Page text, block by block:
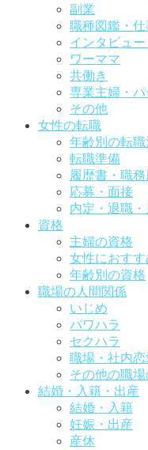
副業
職種図鑑・
インタビュ
ワーママ
共働き
専業主婦・パ
その他
女性の転職
年齢別の転職
転職準備
履歴書・職
応募・面接
内定・退職・
資格
主婦の資格
女性におす
年齢別の資格
職場の人間関係
いじめ
パワハラ
セクハラ
職場・社内恋
その他の職
結婚・入籍・出産
結婚・入籍
妊娠・出産
産休